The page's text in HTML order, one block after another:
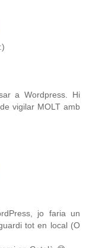
a Wordpress. Hi
vigilar MOLT amb
jo faria un
tot en local (O